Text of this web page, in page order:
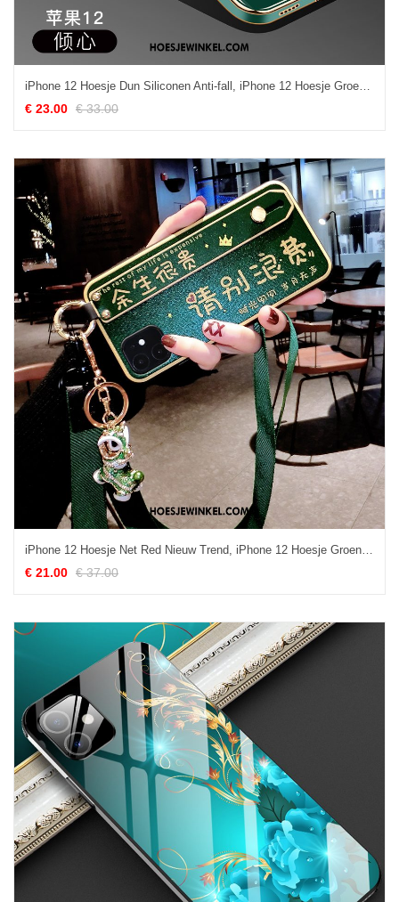
iPhone 12 Hoesje Dun Siliconen Anti-fall, iPhone 12 Hoesje Groen All Inclusive
€ 23.00 € 33.00
iPhone 12 Hoesje Net Red Nieuw Trend, iPhone 12 Hoesje Groen Siliconen
€ 21.00 € 37.00